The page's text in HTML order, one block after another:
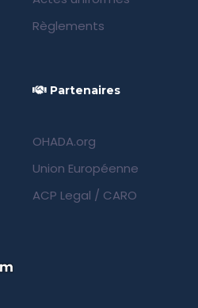
Règlements
Partenaires
OHADA.org
Union Européenne
ACP Legal / CARO